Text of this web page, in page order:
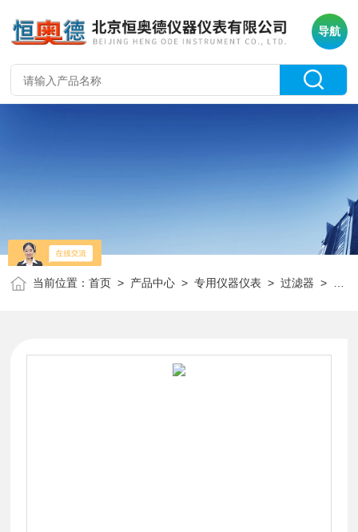
导航
当前位置：首页 > 产品中心 >专用仪器仪表 >过滤器 > DRT-1104原油及其产品的盐含量检测仪